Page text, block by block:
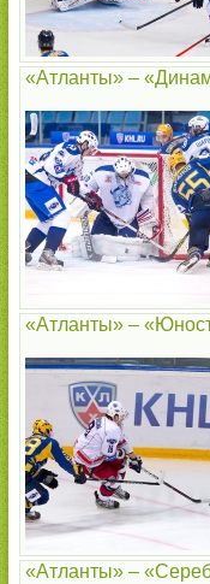
«Атланты» –
и перед игрой с другим
«Атланты» –
«Атланты» –